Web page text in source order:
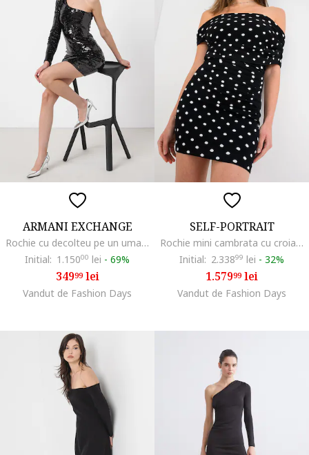
ARMANI EXCHANGE
Rochie cu decolteu pe un umar si aplicatii cu strasuri, Negru
Initial: 1.15000 lei - 69%
34999lei
Vandut de Fashion Days
SELF-PORTRAIT
Rochie mini cambrata cu croiala pe umeri, Negru
Initial: 2.33899 lei - 32%
1.57999lei
Vandut de Fashion Days